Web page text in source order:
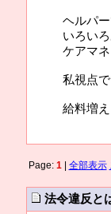
ヘルパ
いろい
ケアマ
私視点
給料増
Page: 1| 全部表示
法令違反と